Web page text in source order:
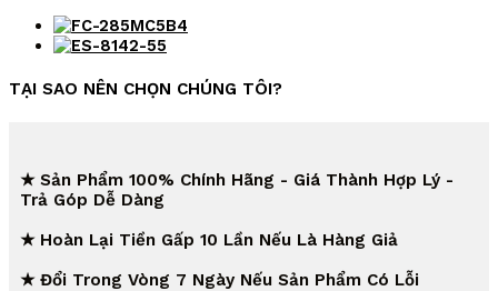
TẠI SAO NÊN CHỌN CHÚNG TÔI?
★ Sản Phẩm 100% Chính Hãng - Giá Thành Hợp Lý -
Trả Góp Dễ Dàng
★ Hoàn Lại Tiền Gấp 10 Lần Nếu Là Hàng Giả
★ Đổi Trong Vòng 7 Ngày Nếu Sản Phẩm Có Lỗi